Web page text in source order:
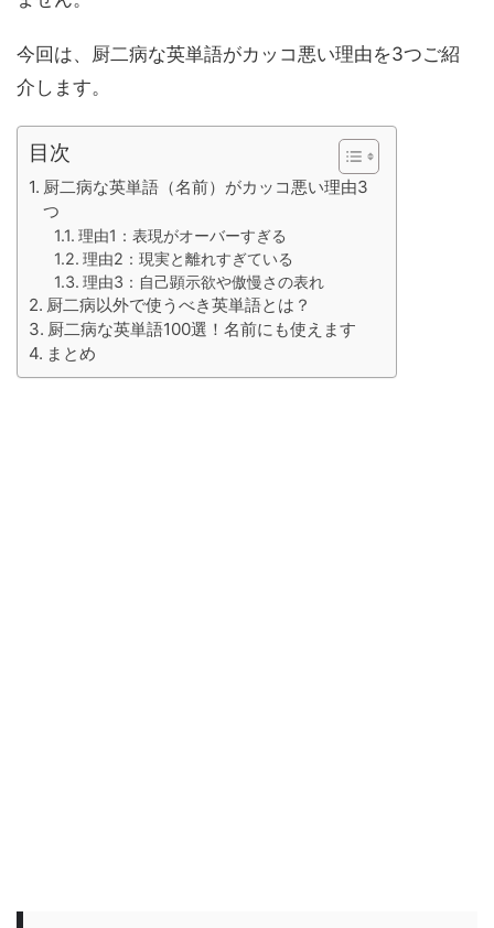
今回は、厨二病な英単語がカッコ悪い理由を3つご紹
介します。
目次
厨二病な英単語（名前）がカッコ悪い理由3
つ
理由1：表現がオーバーすぎる
理由2：現実と離れすぎている
理由3：自己顕示欲や傲慢さの表れ
厨二病以外で使うべき英単語とは？
厨二病な英単語100選！名前にも使えます
まとめ